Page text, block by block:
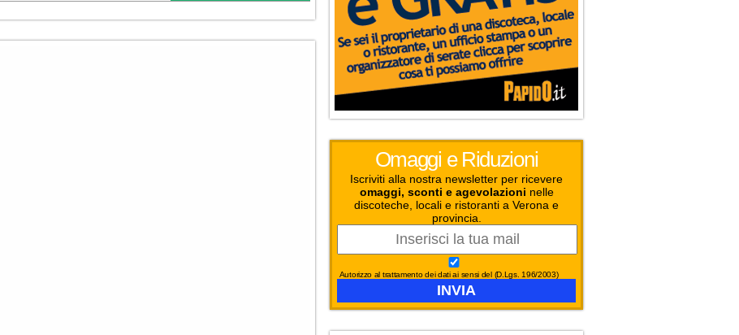
Omaggi e Riduzioni
Iscriviti alla nostra newsletter per ricevere
omaggi, sconti e agevolazioni nelle
discoteche, locali e ristoranti a Verona e
provincia.
Autorizzo al trattamento dei dati ai sensi del (D.Lgs. 196/2003)